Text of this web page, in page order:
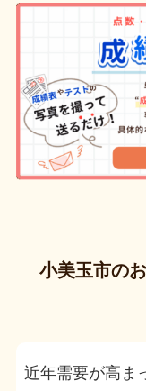
小美玉市の
近年需要が高ま